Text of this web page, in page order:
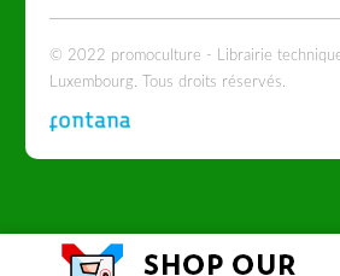
© 2022 promoculture - Librairie
Luxembourg. Tous droits réservés.